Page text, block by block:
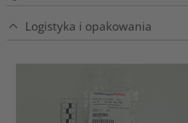
Logistyka i opakowania